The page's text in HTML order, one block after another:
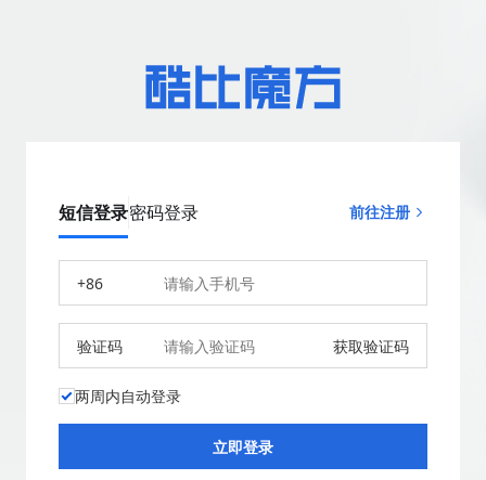
短信登录密码登录 前往注册
+86
验证码 获取验证码
两周内自动登录